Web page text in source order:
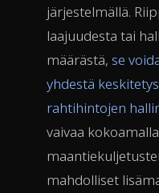
järjestelmällä.
laajuudesta tai
määrästä, se
yhdestä
rahtihintojen
vaivaa
mahdolliset